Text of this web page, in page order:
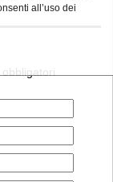
all’uso dei